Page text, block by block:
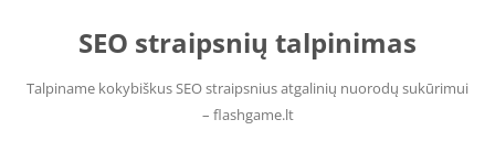
contentSEO straipsnių talpinimas
Talpiname kokybiškus SEO straipsnius atgalinių nuorodų sukūrimui
– flashgame.lt